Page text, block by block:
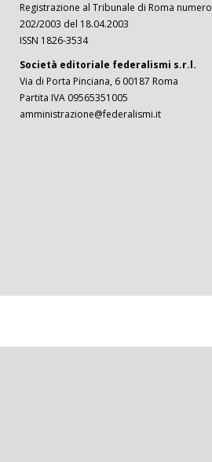
Registrazione al Tribunale di Roma numero
202/2003 del 18.04.2003
ISSN 1826-3534
Società editoriale federalismi s.r.l.
Via di Porta Pinciana, 6 00187 Roma
Partita IVA 09565351005
amministrazione@federalismi.it